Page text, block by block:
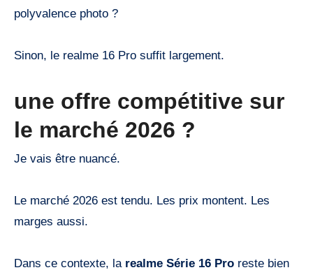
polyvalence photo ?
Sinon, le realme 16 Pro suffit largement.
une offre compétitive sur
le marché 2026 ?
Je vais être nuancé.
Le marché 2026 est tendu. Les prix montent. Les
marges aussi.
Dans ce contexte, la realme Série 16 Pro reste bien